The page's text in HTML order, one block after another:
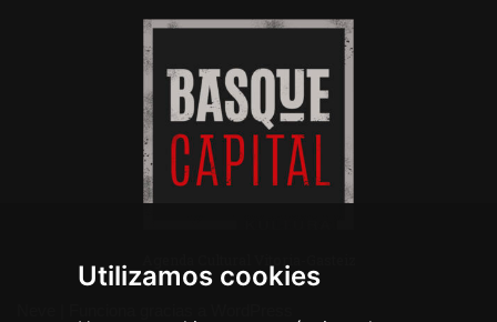
Utilizamos cookies